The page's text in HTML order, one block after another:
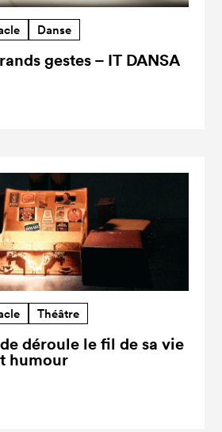
Danse
gestes – IT DANSA
Théâtre
déroule le fil de sa vie
humour